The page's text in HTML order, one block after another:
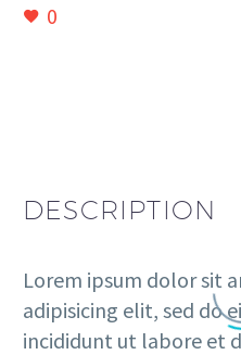
0
DESCRIPTION
Lorem ipsum dolor sit
adipisicing elit, sed do
incididunt ut labore et